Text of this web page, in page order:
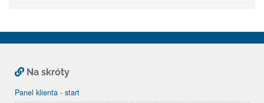
Na skróty
Panel klienta - start